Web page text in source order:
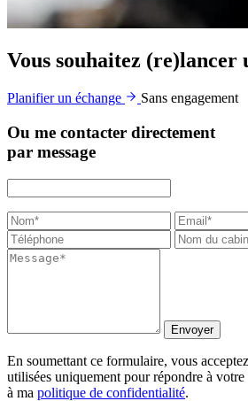
Vous souhaitez (re)lancer
Planifier un échange Sans engagement
Ou me contacter directement
par message
Envoyer
En soumettant ce formulaire, vous
utilisées uniquement pour répondre à
à ma politique de confidentialité.